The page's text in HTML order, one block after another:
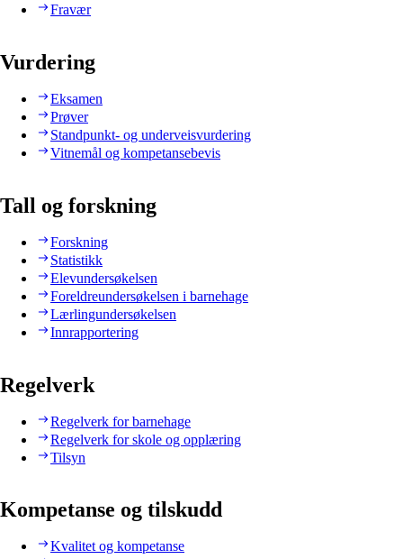
Fravær
Vurdering
Eksamen
Prøver
Standpunkt- og underveisvurdering
Vitnemål og kompetansebevis
Tall og forskning
Forskning
Statistikk
Elevundersøkelsen
Foreldreundersøkelsen i barnehage
Lærlingundersøkelsen
Innrapportering
Regelverk
Regelverk for barnehage
Regelverk for skole og opplæring
Tilsyn
Kompetanse og tilskudd
Kvalitet og kompetanse